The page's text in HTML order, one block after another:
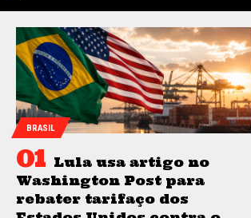
BRASIL
Lula usa artigo no
Washington Post para
rebater tarifaço dos